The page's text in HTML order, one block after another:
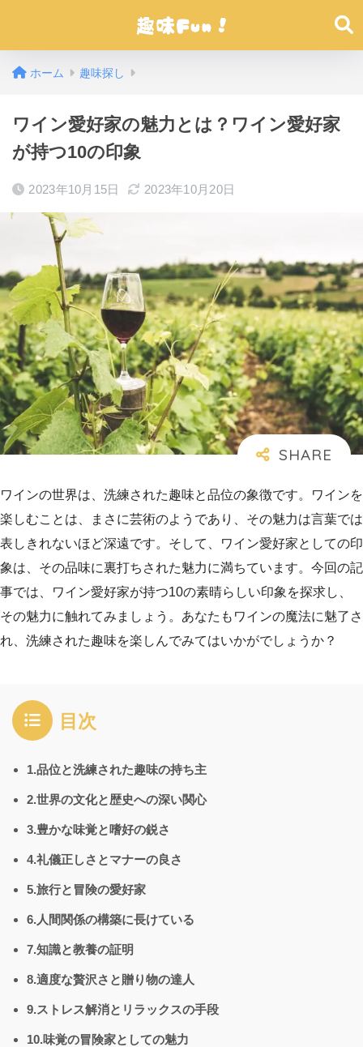
ホーム 趣味探し
ワイン愛好家の魅力とは？ワイン愛好家
が持つ10の印象
2023年10月15日 2023年10月20日
ワインの世界は、洗練された趣味と品位の象徴です。ワインを
楽しむことは、まさに芸術のようであり、その魅力は言葉では
表しきれないほど深遠です。そして、ワイン愛好家としての印
象は、その品味に裏打ちされた魅力に満ちています。今回の記
事では、ワイン愛好家が持つ10の素晴らしい印象を探求し、
その魅力に触れてみましょう。あなたもワインの魔法に魅了さ
れ、洗練された趣味を楽しんでみてはいかがでしょうか？
目次
1.品位と洗練された趣味の持ち主
2.世界の文化と歴史への深い関心
3.豊かな味覚と嗜好の鋭さ
4.礼儀正しさとマナーの良さ
5.旅行と冒険の愛好家
6.人間関係の構築に長けている
7.知識と教養の証明
8.適度な贅沢さと贈り物の達人
9.ストレス解消とリラックスの手段
10.味覚の冒険家としての魅力